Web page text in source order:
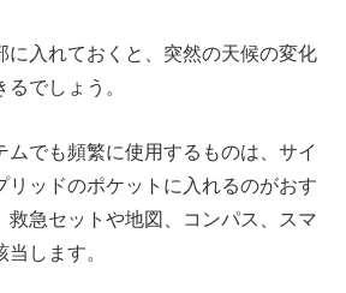
に入れておくと、突然の天候の変化
でしょう。
ムでも頻繁に使用するものは、サイ
リッドのポケットに入れるのがおす
救急セットや地図、コンパス、スマ
します。